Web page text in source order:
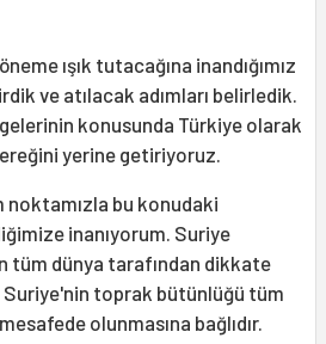
ışık tutacağına inandığımız
ve atılacak adımları belirledik.
konusunda Türkiye olarak
yerine getiriyoruz.
noktamızla bu konudaki
inanıyorum. Suriye
tüm dünya tarafından dikkate
Suriye'nin toprak bütünlüğü tüm
olunmasına bağlıdır.